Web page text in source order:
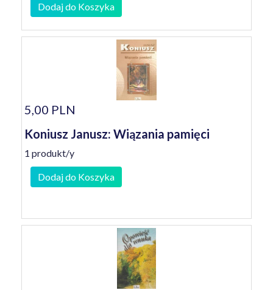
Dodaj do Koszyka
5,00 PLN
Koniusz Janusz: Wiązania pamięci
1 produkt/y
Dodaj do Koszyka